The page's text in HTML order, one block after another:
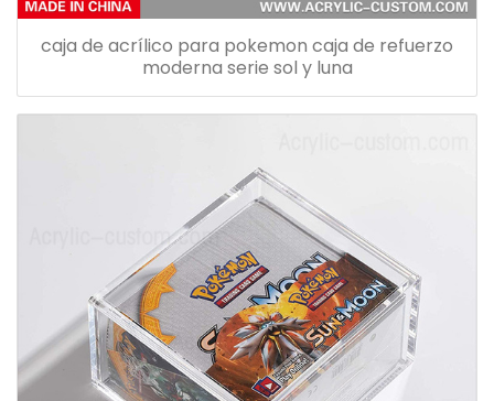
caja de acrílico para pokemon caja de refuerzo
moderna serie sol y luna